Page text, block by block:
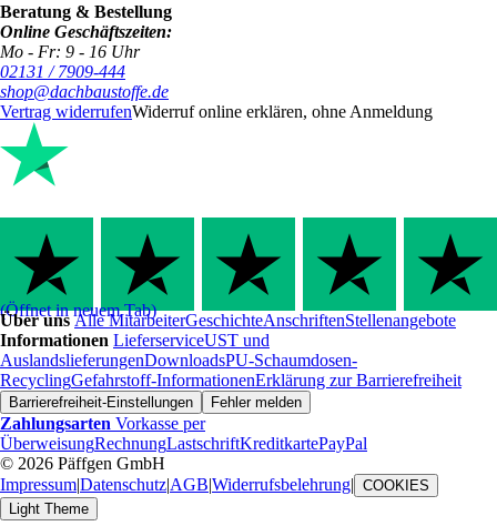
Beratung & Bestellung
Online Geschäftszeiten:
Mo - Fr: 9 - 16 Uhr
02131 / 7909-444
shop@dachbaustoffe.de
Vertrag widerrufenWiderruf online erklären, ohne Anmeldung
(Öffnet in neuem Tab)
Über unsAlle MitarbeiterGeschichteAnschriftenStellenangebote
Informationen LieferserviceUST und
AuslandslieferungenDownloadsPU-Schaumdosen-
RecyclingGefahrstoff-InformationenErklärung zur Barrierefreiheit
Barrierefreiheit-Einstellungen Fehler melden
Zahlungsarten Vorkasse per
ÜberweisungRechnungLastschriftKreditkartePayPal
© 2026 Päffgen GmbH
Impressum|Datenschutz|AGB|Widerrufsbelehrung| COOKIES
Light Theme